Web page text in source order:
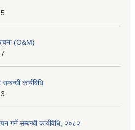
(O&M)
कार्यविधि
गर्ने सम्बन्धी कार्यविधि, २०८२